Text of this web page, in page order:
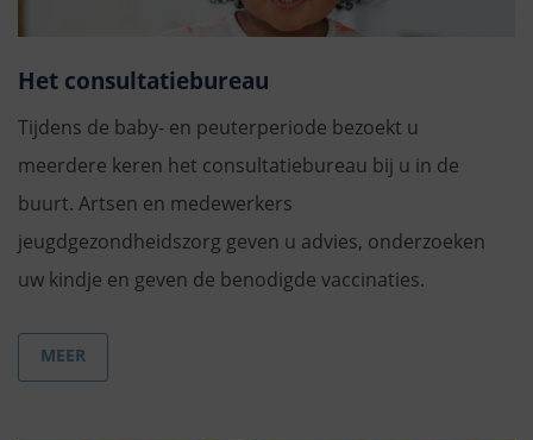
Het consultatiebureau
Tijdens de baby- en peuterperiode bezoekt u
meerdere keren het consultatiebureau bij u in de
buurt. Artsen en medewerkers
jeugdgezondheidszorg geven u advies, onderzoeken
uw kindje en geven de benodigde vaccinaties.
MEER